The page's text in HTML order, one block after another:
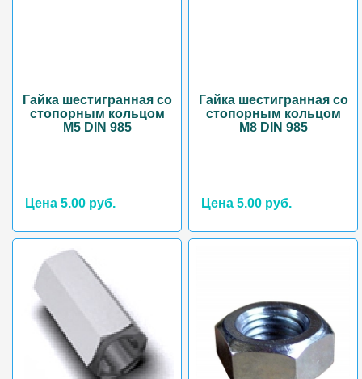
Гайка шестигранная со
стопорным кольцом
М5 DIN 985
Цена 5.00 руб.
Гайка шестигранная со
стопорным кольцом
М8 DIN 985
Цена 5.00 руб.